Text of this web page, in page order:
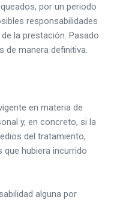
por un periodo
responsabilidades
la prestación. Pasado
de manera definitiva.
en materia de
y, en concreto, si la
del tratamiento,
hubiera incurrido
alguna por